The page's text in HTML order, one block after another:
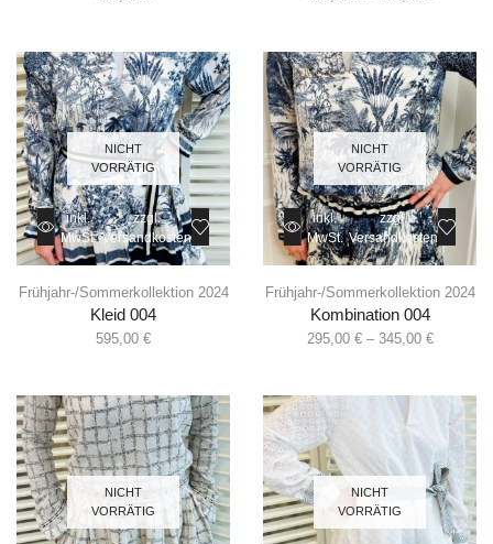
NICHT
VORRÄTIG
inkl.
MwSt.
zzgl.
Versandkosten
Frühjahr-/Sommerkollektion 2024
Kleid 004
595,00 €
NICHT
VORRÄTIG
inkl.
MwSt.
zzgl.
Versandkosten
Frühjahr-/Sommerkollektion 2024
Kombination 004
295,00 €– 345,00 €
NICHT
VORRÄTIG
NICHT
VORRÄTIG